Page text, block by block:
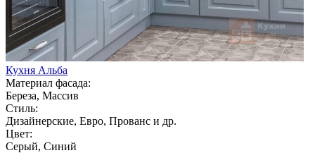
Кухня Альба
Материал фасада:
Береза, Массив
Стиль:
Дизайнерские, Евро, Прованс и др.
Цвет:
Серый, Синий